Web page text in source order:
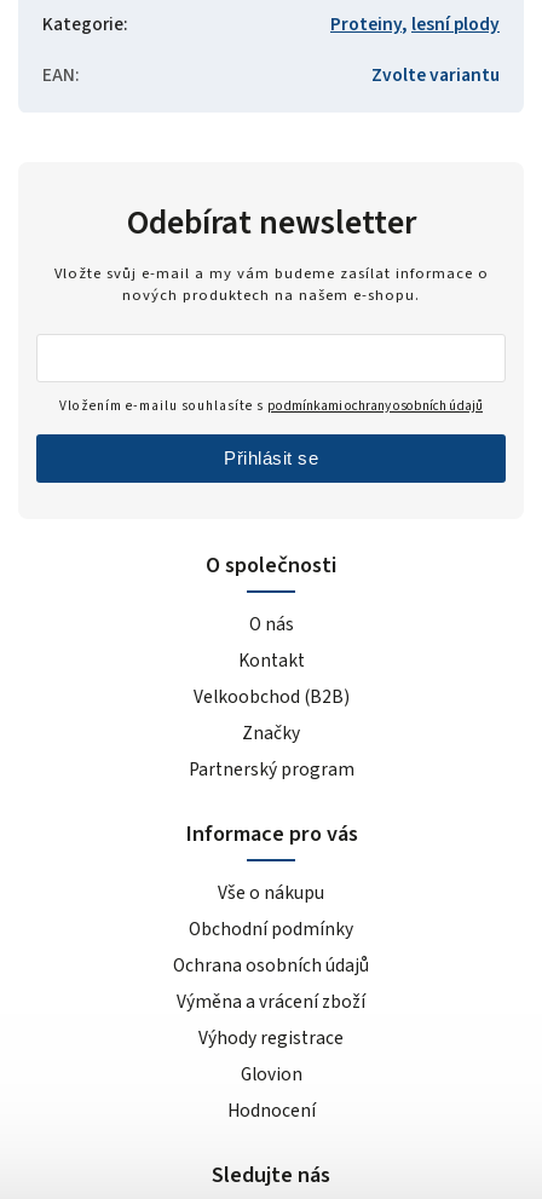
Kategorie: Proteiny, lesní plody
EAN: Zvolte variantu
O společnosti
O nás
Kontakt
Velkoobchod (B2B)
Značky
Partnerský program
Informace pro vás
Vše o nákupu
Obchodní podmínky
Ochrana osobních údajů
Výměna a vrácení zboží
Výhody registrace
Glovion
Hodnocení
Odebírat newsletter
Vložte svůj e-mail a my vám budeme zasílat informace o
nových produktech na našem e-shopu.
Vložením e-mailu souhlasíte s podmínkami ochrany osobních údajů
Přihlásit se
Sledujte nás